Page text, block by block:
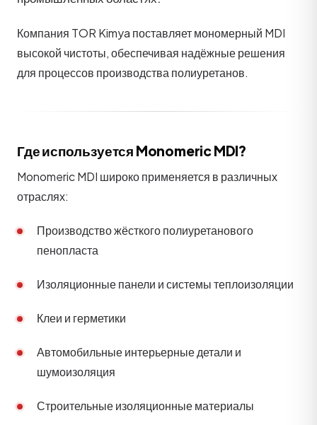
Компания TOR Kimya поставляет мономерный MDI
высокой чистоты, обеспечивая надёжные решения
для процессов производства полиуретанов.
Где используется Monomeric MDI?
Monomeric MDI широко применяется в различных
отраслях:
Производство жёсткого полиуретанового
пенопласта
Изоляционные панели и системы теплоизоляции
Клеи и герметики
Автомобильные интерьерные детали и
шумоизоляция
Строительные изоляционные материалы